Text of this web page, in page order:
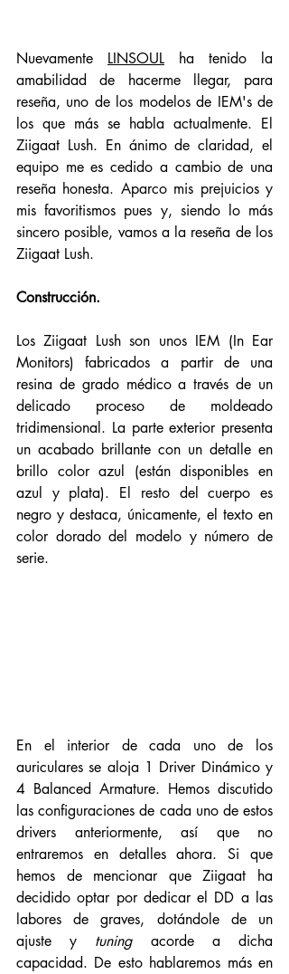
Nuevamente LINSOUL ha tenido la
amabilidad de hacerme llegar, para
reseña, uno de los modelos de IEM's de
los que más se habla actualmente. El
Ziigaat Lush. En ánimo de claridad, el
equipo me es cedido a cambio de una
reseña honesta. Aparco mis prejuicios y
mis favoritismos pues y, siendo lo más
sincero posible, vamos a la reseña de los
Ziigaat Lush.
Construcción.
Los Ziigaat Lush son unos IEM (In Ear
Monitors) fabricados a partir de una
resina de grado médico a través de un
delicado proceso de moldeado
tridimensional. La parte exterior presenta
un acabado brillante con un detalle en
brillo color azul (están disponibles en
azul y plata). El resto del cuerpo es
negro y destaca, únicamente, el texto en
color dorado del modelo y número de
serie.
En el interior de cada uno de los
auriculares se aloja 1 Driver Dinámico y
4 Balanced Armature. Hemos discutido
las configuraciones de cada uno de estos
drivers anteriormente, así que no
entraremos en detalles ahora. Si que
hemos de mencionar que Ziigaat ha
decidido optar por dedicar el DD a las
labores de graves, dotándole de un
ajuste y tuning acorde a dicha
capacidad. De esto hablaremos más en